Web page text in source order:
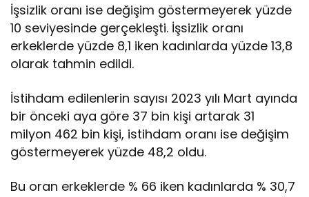
İşsizlik oranı ise değişim göstermeyerek yüzde
10 seviyesinde gerçekleşti. İşsizlik oranı
erkeklerde yüzde 8,1 iken kadınlarda yüzde 13,8
olarak tahmin edildi.
İstihdam edilenlerin sayısı 2023 yılı Mart ayında
bir önceki aya göre 37 bin kişi artarak 31
milyon 462 bin kişi, istihdam oranı ise değişim
göstermeyerek yüzde 48,2 oldu.
Bu oran erkeklerde % 66 iken kadınlarda % 30,7